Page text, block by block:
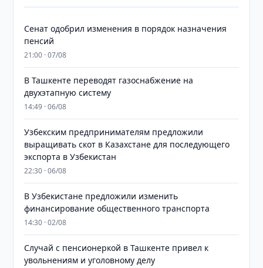
Сенат одобрил изменения в порядок назначения
пенсий
21:00 · 07/08
В Ташкенте переводят газоснабжение на
двухэтапную систему
14:49 · 06/08
Узбекским предпринимателям предложили
выращивать скот в Казахстане для последующего
экспорта в Узбекистан
22:30 · 06/08
В Узбекистане предложили изменить
финансирование общественного транспорта
14:30 · 02/08
Случай с пенсионеркой в Ташкенте привел к
увольнениям и уголовному делу